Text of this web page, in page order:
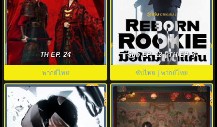
Ashes to Crown (2026) พลิก
ชะตาเหนือฟ้า ซับไทย EP.1-24 จบ
TH EP. 24
พากย์ไทย
Reborn Rookie ซับไทย (2026) มือ
ใหม่หัดแค้น พากย์ไทย EP.1-12 ดู
ฟรี HD
Sub EP. 12 | TH EP. 4
ซับไทย | พากย์ไทย
8.0 พากย์ไทย 8.0 พากย์ไทย